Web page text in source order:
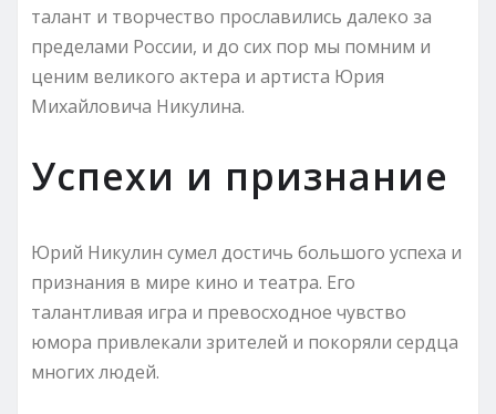
талант и творчество прославились далеко за
пределами России, и до сих пор мы помним и
ценим великого актера и артиста Юрия
Михайловича Никулина.
Успехи и признание
Юрий Никулин сумел достичь большого успеха и
признания в мире кино и театра. Его
талантливая игра и превосходное чувство
юмора привлекали зрителей и покоряли сердца
многих людей.